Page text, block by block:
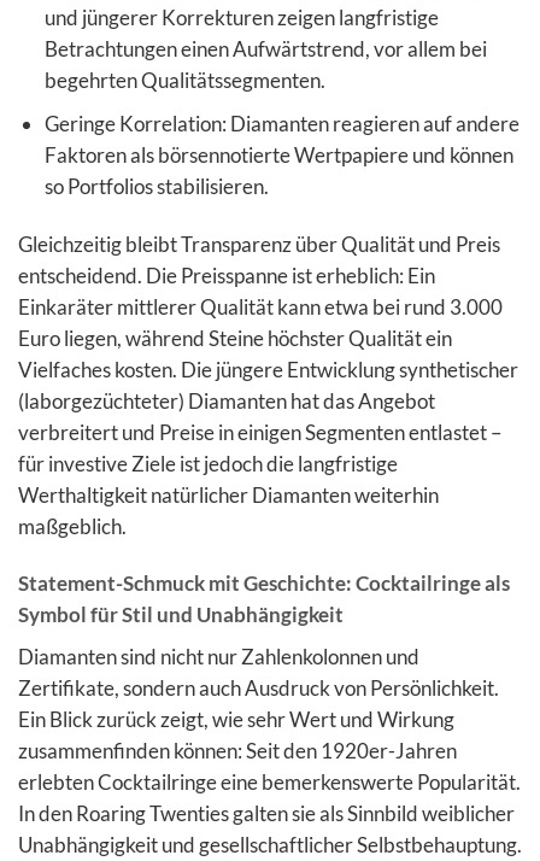
und jüngerer Korrekturen zeigen langfristige
Betrachtungen einen Aufwärtstrend, vor allem bei
begehrten Qualitätssegmenten.
Geringe Korrelation: Diamanten reagieren auf andere
Faktoren als börsennotierte Wertpapiere und können
so Portfolios stabilisieren.
Gleichzeitig bleibt Transparenz über Qualität und Preis
entscheidend. Die Preisspanne ist erheblich: Ein
Einkaräter mittlerer Qualität kann etwa bei rund 3.000
Euro liegen, während Steine höchster Qualität ein
Vielfaches kosten. Die jüngere Entwicklung synthetischer
(laborgezüchteter) Diamanten hat das Angebot
verbreitert und Preise in einigen Segmenten entlastet –
für investive Ziele ist jedoch die langfristige
Werthaltigkeit natürlicher Diamanten weiterhin
maßgeblich.
Statement-Schmuck mit Geschichte: Cocktailringe als
Symbol für Stil und Unabhängigkeit
Diamanten sind nicht nur Zahlenkolonnen und
Zertifikate, sondern auch Ausdruck von Persönlichkeit.
Ein Blick zurück zeigt, wie sehr Wert und Wirkung
zusammenfinden können: Seit den 1920er-Jahren
erlebten Cocktailringe eine bemerkenswerte Popularität.
In den Roaring Twenties galten sie als Sinnbild weiblicher
Unabhängigkeit und gesellschaftlicher Selbstbehauptung.